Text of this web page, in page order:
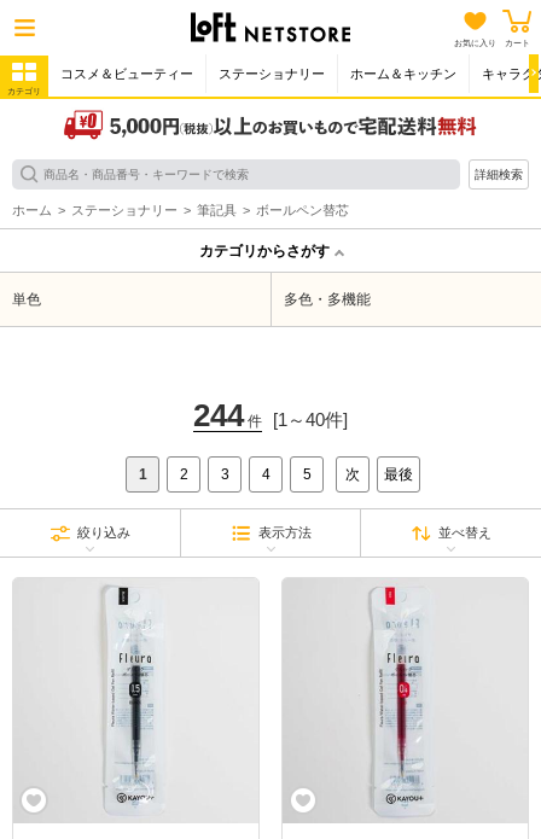
お気に入り カート
カテゴリ
コスメ＆ビューティー ステーショナリー ホーム＆キッチン キャラク
詳細検索
ホーム ステーショナリー 筆記具 ボールペン替芯
カテゴリからさがす
単色 多色・多機能
244件 [1～40件]
1 2 3 4 5 次 最後
絞り込み 表示方法 並べ替え